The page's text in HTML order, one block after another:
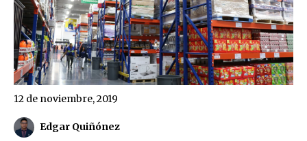
Edgar Quiñónez
12 de noviembre, 2019